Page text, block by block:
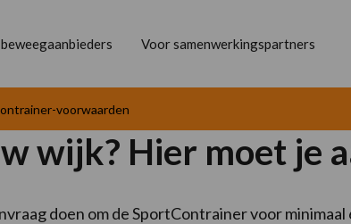
Voor samenwerkingspartners
voorwaarden
wijk? Hier moet je
doen om de SportContrainer voor minimaal